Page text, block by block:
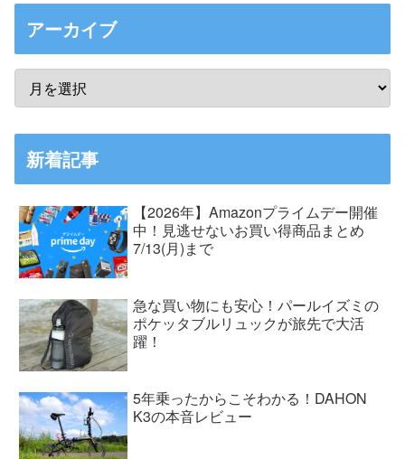
アーカイブ
新着記事
【2026年】Amazonプライムデー開催
中！見逃せないお買い得商品まとめ
7/13(月)まで
急な買い物にも安心！パールイズミの
ポケッタブルリュックが旅先で大活
躍！
5年乗ったからこそわかる！DAHON
K3の本音レビュー